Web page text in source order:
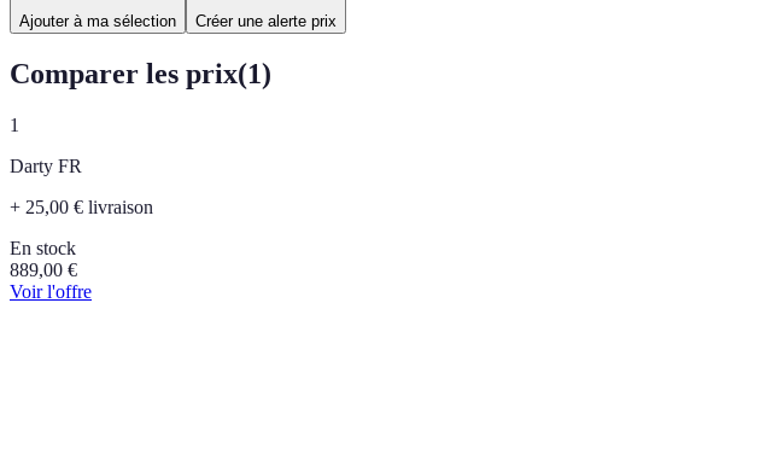
Ajouter à ma sélection Créer une alerte prix
Comparer les prix(1)
1
Darty FR
+ 25,00 € livraison
En stock
889,00 €
Voir l'offre